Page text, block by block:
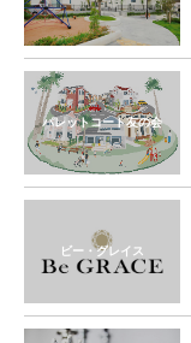
パレットコート友の会
ビー・グレイス